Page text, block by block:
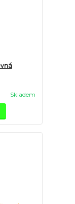
Skladem